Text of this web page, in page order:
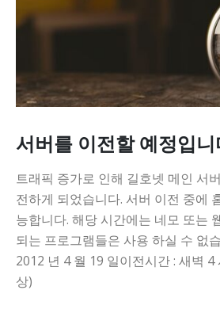
서버를 이전할 예정입니
트래픽 증가로 인해 길호넷 메인 서
전하게 되었습니다. 서버 이전 중에
능합니다. 해당 시간에는 네모 또는
되는 프로그램들은 사용 하실 수 없
2012 년 4 월 19 일이전시간 : 새벽 4
상)